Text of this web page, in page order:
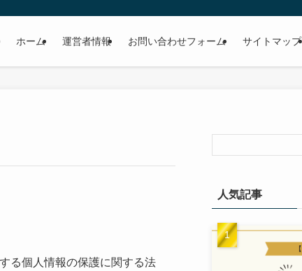
ホーム 運営者情報 お問い合わせフォーム サイトマップ
る個人情報の保護に関する法
人気記事